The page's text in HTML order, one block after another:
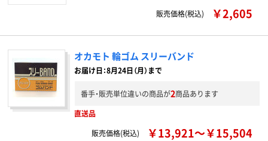
販売価格(税込)
￥2,605
オカモト 輪ゴム スリーバンド
お届け日：8月24日（月）まで
番手・販売単位違いの商品が2商品あります
直送品
販売価格(税込)
￥13,921～￥15,504